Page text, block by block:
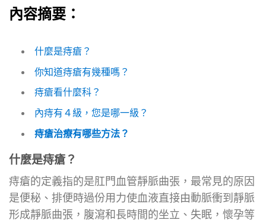
內容摘要：
什麼是痔瘡？
你知道痔瘡有幾種嗎？
痔瘡看什麼科？
內痔有４級，您是哪一級？
痔瘡治療有哪些方法？
什麼是痔瘡？
痔瘡的定義指的是肛門血管靜脈曲張，最常見的原因
是便秘、排便時過份用力使血液直接由動脈衝到靜脈
形成靜脈曲張，腹瀉和長時間的坐立、失眠，懷孕等